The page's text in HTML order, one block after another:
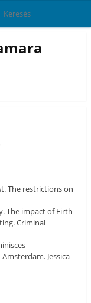
The restrictions on
The impact of Firth
Criminal
Jessica